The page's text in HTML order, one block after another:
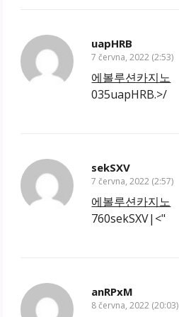
uapHRB
7 června, 2022 (2:53)
에볼루션카지노
035uapHRB.>/
sekSXV
7 června, 2022 (2:57)
에볼루션카지노
760sekSXV|<"
anRPxM
8 června, 2022 (20:03)